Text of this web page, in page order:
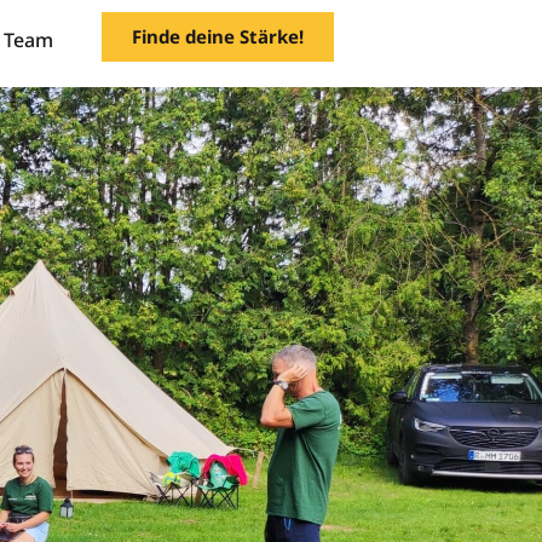
Team Finde deine Stärke!